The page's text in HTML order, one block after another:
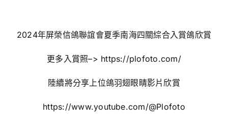
2024年屏榮信鴿聯誼會夏季南海四關綜合入賞鴿欣賞
更多入賞照–> https://plofoto.com/
陸續將分享上位鴿羽翅眼睛影片欣賞
https://www.youtube.com/@Plofoto